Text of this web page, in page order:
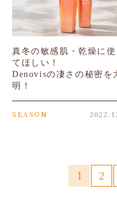
真冬の敏感肌・乾燥に使
てほしい！
Denovisの凄さの秘密を
明！
SEASON
1 2